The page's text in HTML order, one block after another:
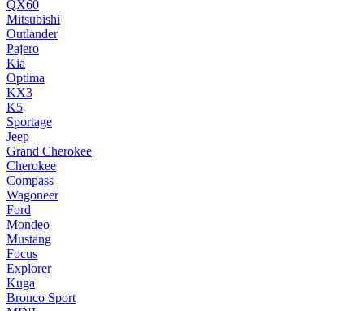
QX60
Mitsubishi
Outlander
Pajero
Kia
Optima
KX3
K5
Sportage
Jeep
Grand Cherokee
Cherokee
Compass
Wagoneer
Ford
Mondeo
Mustang
Focus
Explorer
Kuga
Bronco Sport